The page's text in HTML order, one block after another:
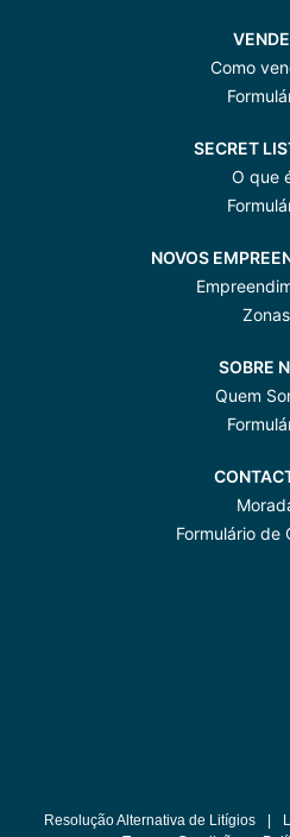
Como
SECRET
O que
NOVOS
Zonas
SOBRE
Quem
Formulário de
Resolução Alternativa de Litígios |